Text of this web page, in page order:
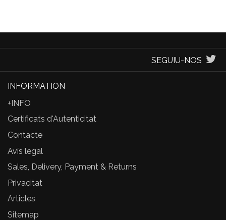
SEGUIU-NOS
INFORMATION
+INFO
Certificats d'Autenticitat
Contacte
Avís legal
Sales, Delivery, Payment & Returns
Privacitat
Articles
Sitemap